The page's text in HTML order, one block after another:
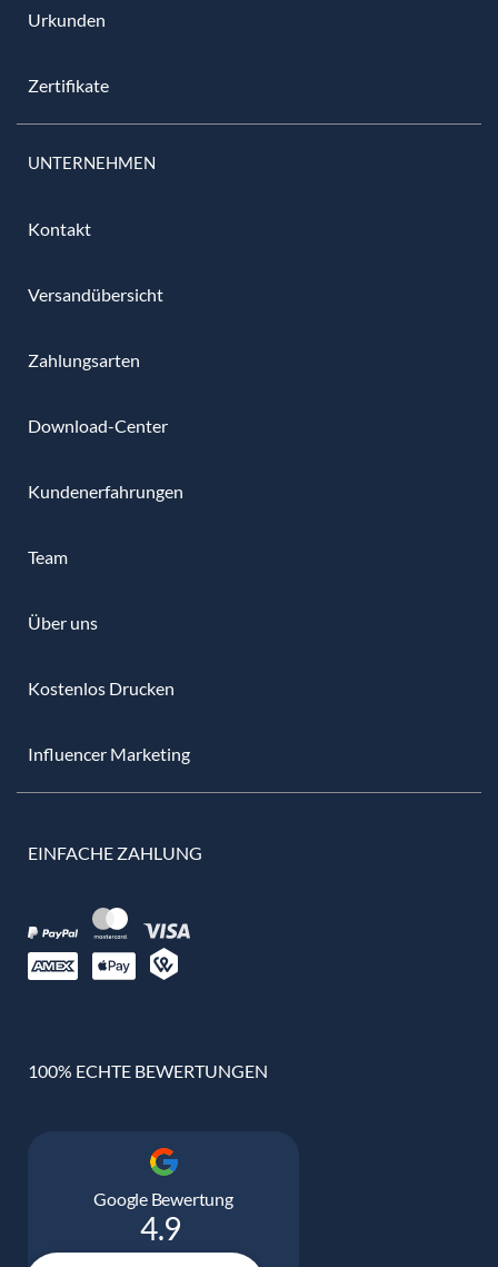
Urkunden
Zertifikate
UNTERNEHMEN
Kontakt
Versandübersicht
Zahlungsarten
Download-Center
Kundenerfahrungen
Team
Über uns
Kostenlos Drucken
Influencer Marketing
EINFACHE ZAHLUNG
100% ECHTE BEWERTUNGEN
Google Bewertung
4.9